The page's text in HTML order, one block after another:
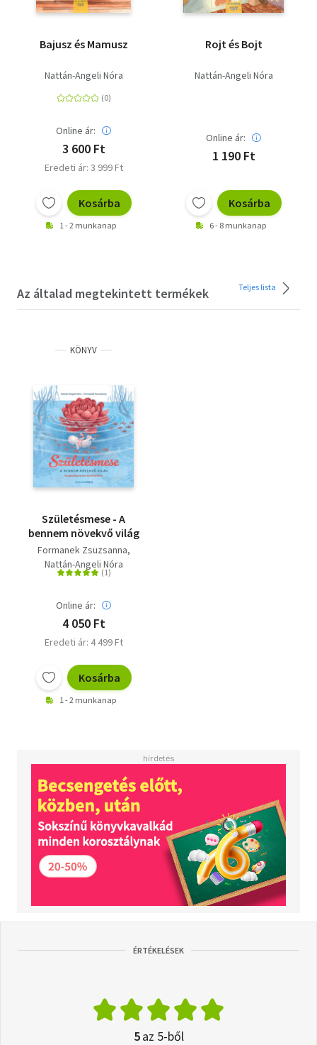
Bajusz és Mamusz
Nattán-Angeli Nóra
Online ár:
3 600 Ft
Eredeti ár: 3 999 Ft
Kosárba
1 - 2 munkanap
Rojt és Bojt
Nattán-Angeli Nóra
Online ár:
1 190 Ft
Kosárba
6 - 8 munkanap
Az általad megtekintett termékek Teljes lista
KÖNYV
Születésmese - A
bennem növekvő világ
Formanek Zsuzsanna
Nattán-Angeli Nóra
Online ár:
4 050 Ft
Eredeti ár: 4 499 Ft
Kosárba
1 - 2 munkanap
ÉRTÉKELÉSEK
5az 5-ből